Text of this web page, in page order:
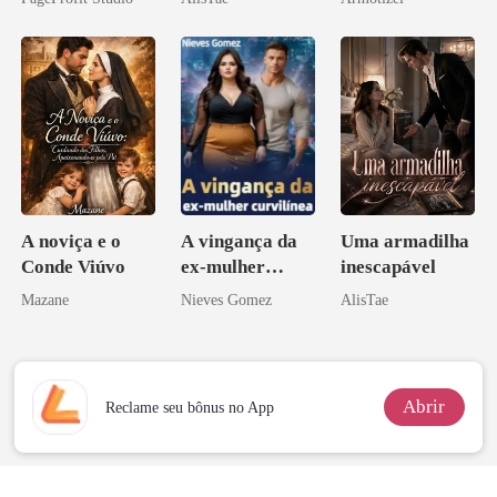
CONTRATO
DE SANGUE
A noviça e o
Conde Viúvo
Mazane
A vingança da
ex-mulher
curvilínea
Nieves Gomez
Uma armadilha
inescapável
AlisTae
Reclame seu bônus no App Abrir